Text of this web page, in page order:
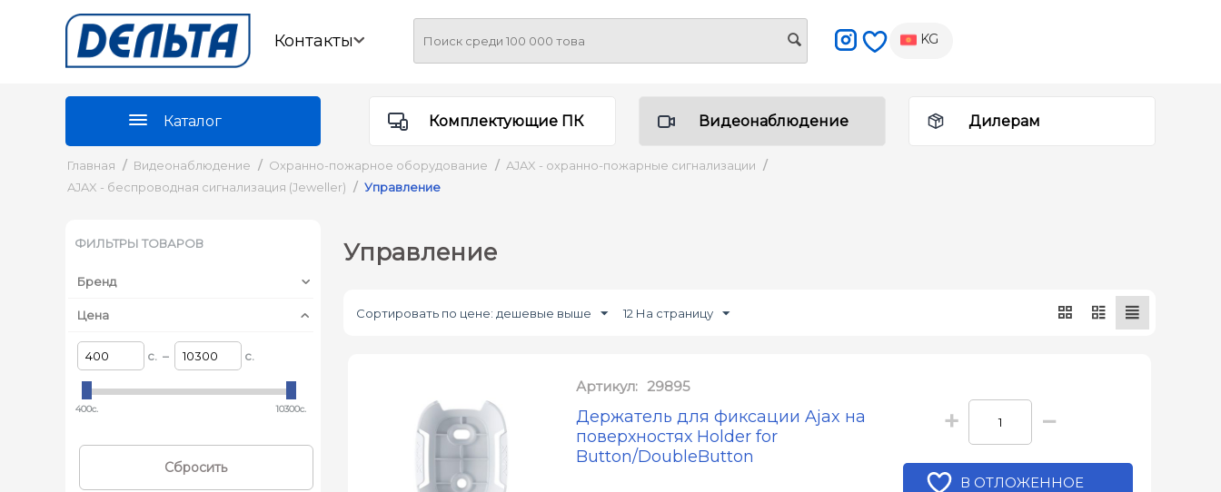
Контакты KG
Каталог Комплектующие ПК Видеонаблюдение Дилерам
Главная / Видеонаблюдение / Охранно-пожарное оборудование / AJAX - охранно-пожарные сигнализации /
AJAX - беспроводная сигнализация (Jeweller) / Управление
ФИЛЬТРЫ ТОВАРОВ
Бренд
Цена
c. – c.
400c. 10300c.
Сбросить
Управление
Сортировать по цене: дешевые выше 12 На страницу
Артикул: 29895
Держатель для фиксации Ajax на
поверхностях Holder for
Button/DoubleButton
+ −
В ОТЛОЖЕННОЕ